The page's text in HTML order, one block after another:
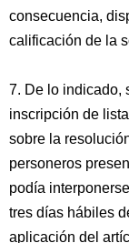
consecuencia,
calificación de la
7. De lo indicado,
inscripción de
sobre la
personeros
podía
tres días hábiles
aplicación del